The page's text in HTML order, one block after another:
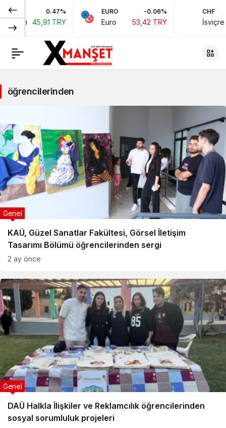
0.47%
45,91 TRY
EURO -0.06%
Euro 53,42 TRY İsviçre Frangı
öğrencilerinden
KAÜ, Güzel Sanatlar Fakültesi, Görsel İletişim
Tasarımı Bölümü öğrencilerinden sergi
Genel
2 ay önce
DAÜ Halkla İlişkiler ve Reklamcılık öğrencilerinden
sosyal sorumluluk projeleri
Genel